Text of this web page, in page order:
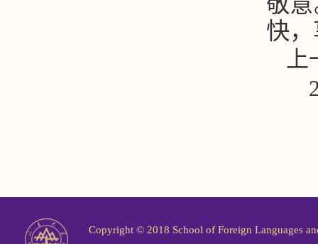
快
上
Copyright © 2018 School of Foreign Languages